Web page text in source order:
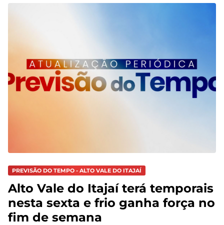
PREVISÃO DO TEMPO - ALTO VALE DO ITAJAÍ
Alto Vale do Itajaí terá temporais
nesta sexta e frio ganha força no
fim de semana